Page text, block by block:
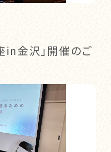
in金沢」開催のご